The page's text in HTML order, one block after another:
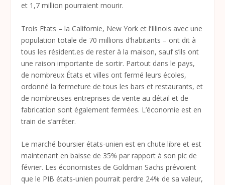
et 1,7 million pourraient mourir.
Trois Etats – la Californie, New York et l’Illinois avec une
population totale de 70 millions d’habitants – ont dit à
tous les résident.es de rester à la maison, sauf s’ils ont
une raison importante de sortir. Partout dans le pays,
de nombreux États et villes ont fermé leurs écoles,
ordonné la fermeture de tous les bars et restaurants, et
de nombreuses entreprises de vente au détail et de
fabrication sont également fermées. L’économie est en
train de s’arrêter.
Le marché boursier états-unien est en chute libre et est
maintenant en baisse de 35% par rapport à son pic de
février. Les économistes de Goldman Sachs prévoient
que le PIB états-unien pourrait perdre 24% de sa valeur,